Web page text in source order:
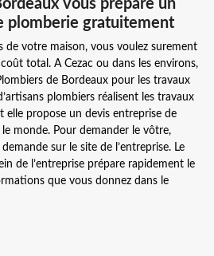
vous prépare un
plomberie gratuitement
de votre maison, vous voulez surement
total. A Cezac ou dans les environs,
de Bordeaux pour les travaux
plombiers réalisent les travaux
elle propose un devis entreprise de
monde. Pour demander le vôtre,
sur le site de l’entreprise. Le
de l’entreprise prépare rapidement le
que vous donnez dans le